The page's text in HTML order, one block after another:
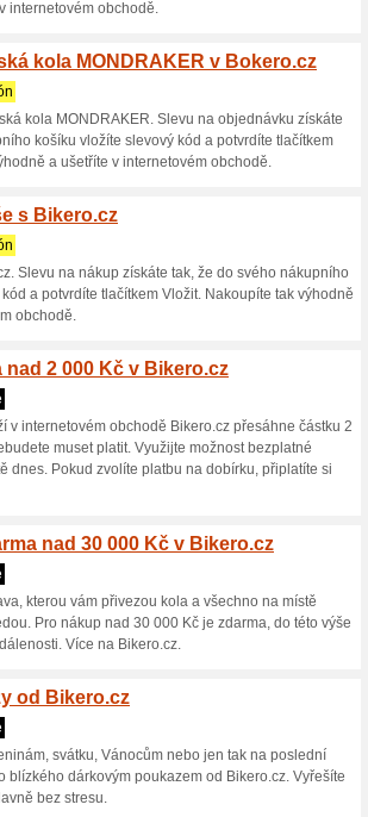
slevy a
na
67% fungovalo
vybrané zboží s
košíku opíšete
a ušetříte v
na
vybrané zboží s
košíku opíšete